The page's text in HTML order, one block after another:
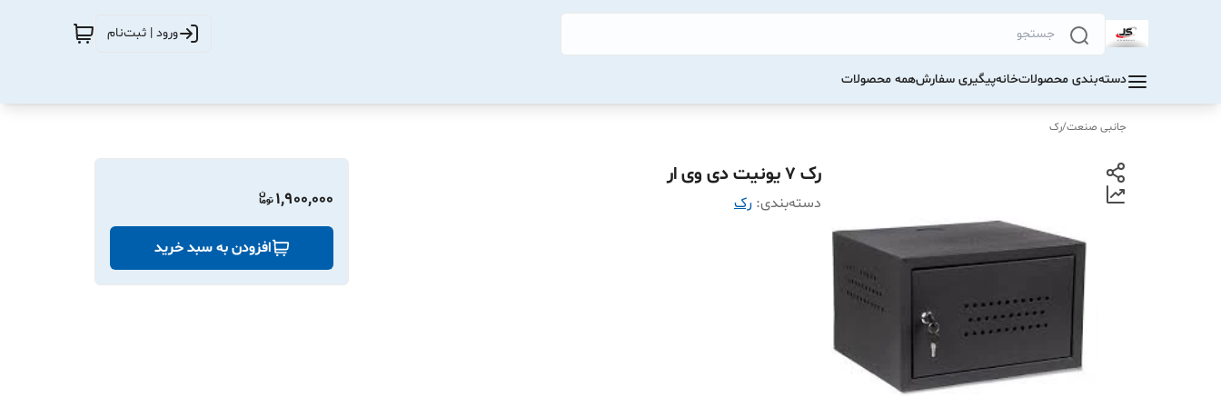
ورود | ثبت‌نام
دسته‌بندی محصولاتخانهپیگیری سفارشهمه محصولات
جانبی صنعت/رک
رک 7 یونیت دی وی ار
دسته‌بندی: رک 1,900,000
افزودن به سبد خرید